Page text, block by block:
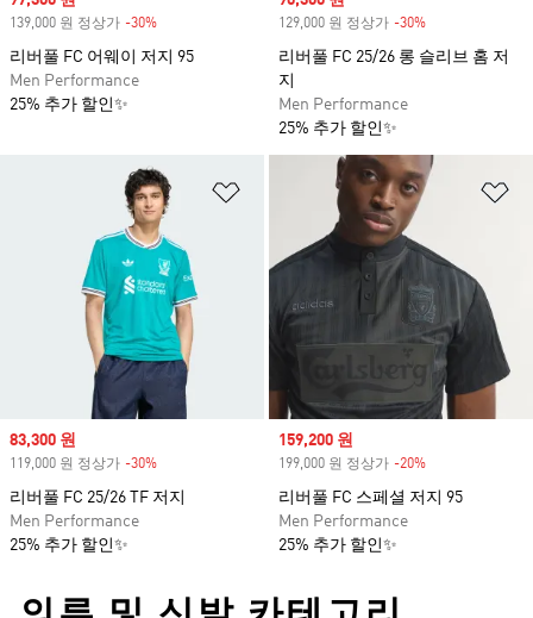
139,000 원 정상가 -30%
리버풀 FC 어웨이 저지 95
Men Performance
25% 추가 할인✨
129,000 원 정상가 -30%
리버풀 FC 25/26 롱 슬리브 홈 저
지
Men Performance
25% 추가 할인✨
위시리스트 담기
Sale price
83,300 원
119,000 원 정상가 -30%
리버풀 FC 25/26 TF 저지
Men Performance
25% 추가 할인✨
Sale price
159,200 원
199,000 원 정상가 -20%
리버풀 FC 스페셜 저지 95
Men Performance
25% 추가 할인✨